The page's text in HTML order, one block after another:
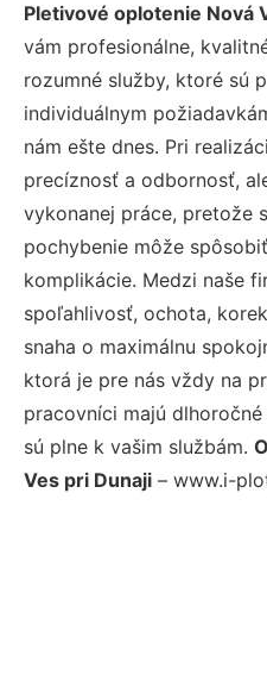
Pletivové oplotenie Nová
vám profesionálne,
rozumné služby, ktoré sú
individuálnym
nám ešte dnes. Pri
precíznosť a odbornosť,
vykonanej práce, pretože
pochybenie môže
komplikácie. Medzi naše
spoľahlivosť, ochota,
snaha o maximálnu
ktorá je pre nás vždy na
pracovníci majú
sú plne k vašim službám.
Ves pri Dunaji – www.i-